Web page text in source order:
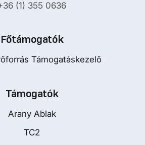
(1) 355 0636
Főtámogatók
Támogatáskezelő
Támogatók
Arany Ablak
TC2